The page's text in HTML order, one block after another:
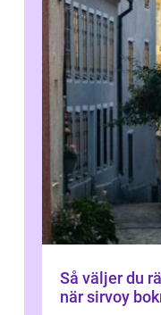
Så väljer du
när sirvoy